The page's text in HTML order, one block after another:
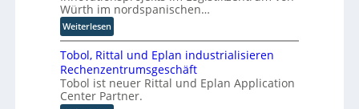
n
e
u
e
r
W
a
l
l
i
n
g
f
ü
Würth im nordspanischen…
Weiterlesen:
M
i
t
Q
u
Tobol, Rittal und Eplan industrialisieren
Rechenzentrumsgeschäft
Tobol ist neuer Rittal und Eplan Application
Center Partner.